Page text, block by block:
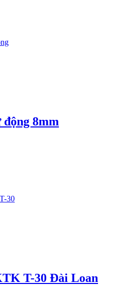
8mm
T-30 Đài Loan